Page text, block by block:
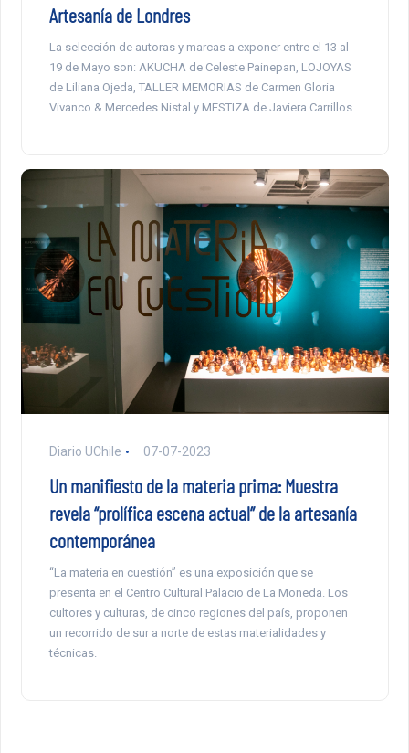
Artesanía de Londres
La selección de autoras y marcas a exponer entre el 13 al
19 de Mayo son: AKUCHA de Celeste Painepan, LOJOYAS
de Liliana Ojeda, TALLER MEMORIAS de Carmen Gloria
Vivanco & Mercedes Nistal y MESTIZA de Javiera Carrillos.
Diario UChile 07-07-2023
Un manifiesto de la materia prima: Muestra
revela “prolífica escena actual” de la artesanía
contemporánea
“La materia en cuestión” es una exposición que se
presenta en el Centro Cultural Palacio de La Moneda. Los
cultores y culturas, de cinco regiones del país, proponen
un recorrido de sur a norte de estas materialidades y
técnicas.